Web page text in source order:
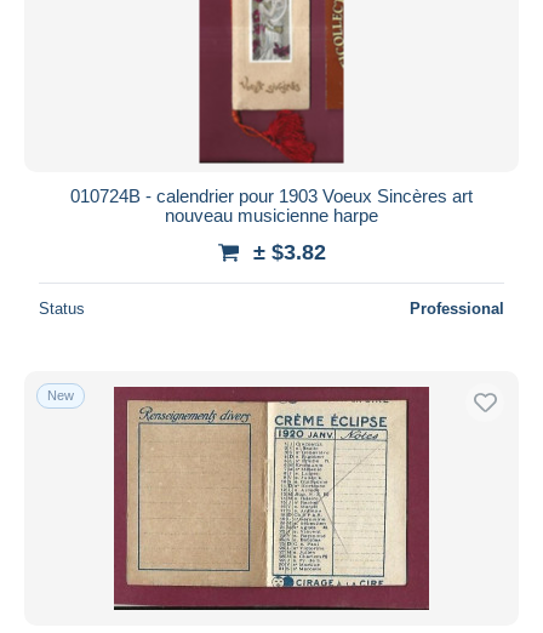
010724B - calendrier pour 1903 Voeux Sincères art
nouveau musicienne harpe
± $3.82
Status Professional
New